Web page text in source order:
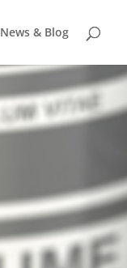
News & Blog